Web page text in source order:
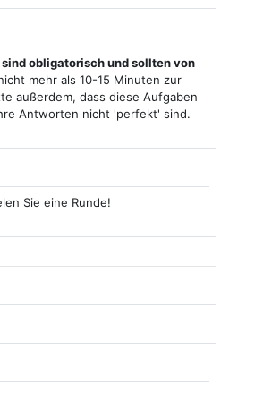
obligatorisch und sollten von
mehr als 10-15 Minuten zur
außerdem, dass diese Aufgaben
Antworten nicht 'perfekt' sind.
Sie eine Runde!